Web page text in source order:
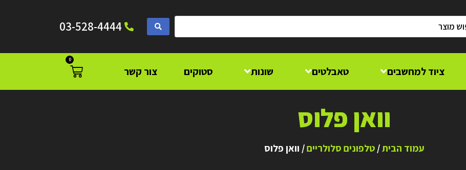
03-528-4444
ציוד למחשבים טאבלטים שונות סטוקים צור קשר
0
וואן פלוס
עמוד הבית/טלפונים סלולריים/ וואן פלוס